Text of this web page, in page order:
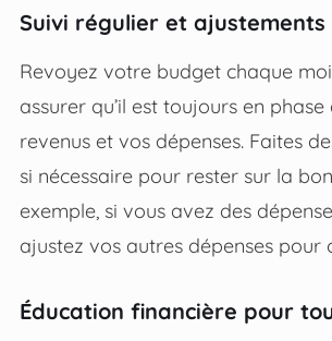
Suivi régulier et ajustements
Revoyez votre budget chaque
assurer qu’il est toujours en
revenus et vos dépenses. Faites
si nécessaire pour rester sur la
exemple, si vous avez des
ajustez vos autres dépenses pour
Éducation financière pour